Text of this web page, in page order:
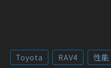
Toyota RAV4 性能